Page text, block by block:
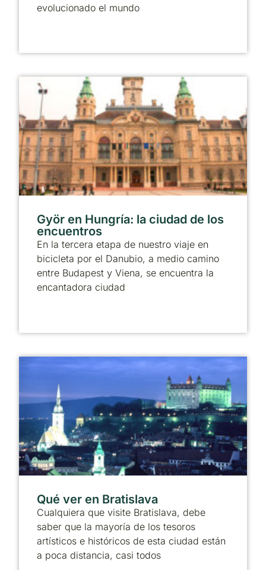
evolucionado el mundo
Györ en Hungría: la ciudad de los
encuentros
En la tercera etapa de nuestro viaje en
bicicleta por el Danubio, a medio camino
entre Budapest y Viena, se encuentra la
encantadora ciudad
Qué ver en Bratislava
Cualquiera que visite Bratislava, debe
saber que la mayoría de los tesoros
artísticos e históricos de esta ciudad están
a poca distancia, casi todos